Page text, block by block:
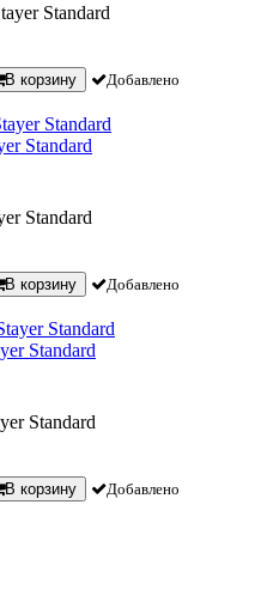
Standard
В корзину Добавлено
Standard
Standard
В корзину Добавлено
Standard
Standard
В корзину Добавлено